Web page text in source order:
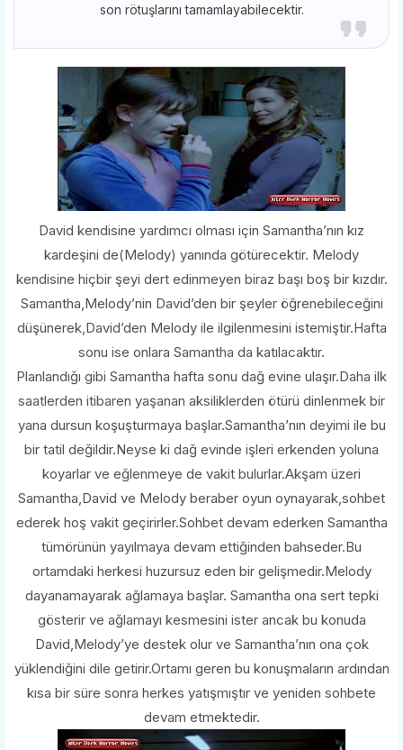
son rötuşlarını tamamlayabilecektir.
David kendisine yardımcı olması için Samantha’nın kız
kardeşini de(Melody) yanında götürecektir. Melody
kendisine hiçbir şeyi dert edinmeyen biraz başı boş bir kızdır.
Samantha,Melody’nin David’den bir şeyler öğrenebileceğini
düşünerek,David’den Melody ile ilgilenmesini istemiştir.Hafta
sonu ise onlara Samantha da katılacaktır.
Planlandığı gibi Samantha hafta sonu dağ evine ulaşır.Daha ilk
saatlerden itibaren yaşanan aksiliklerden ötürü dinlenmek bir
yana dursun koşuşturmaya başlar.Samantha’nın deyimi ile bu
bir tatil değildir.Neyse ki dağ evinde işleri erkenden yoluna
koyarlar ve eğlenmeye de vakit bulurlar.Akşam üzeri
Samantha,David ve Melody beraber oyun oynayarak,sohbet
ederek hoş vakit geçirirler.Sohbet devam ederken Samantha
tümörünün yayılmaya devam ettiğinden bahseder.Bu
ortamdaki herkesi huzursuz eden bir gelişmedir.Melody
dayanamayarak ağlamaya başlar. Samantha ona sert tepki
gösterir ve ağlamayı kesmesini ister ancak bu konuda
David,Melody’ye destek olur ve Samantha’nın ona çok
yüklendiğini dile getirir.Ortamı geren bu konuşmaların ardından
kısa bir süre sonra herkes yatışmıştır ve yeniden sohbete
devam etmektedir.